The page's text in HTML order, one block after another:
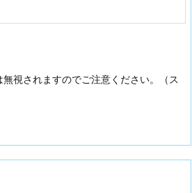
視されますのでご注意ください。（ス